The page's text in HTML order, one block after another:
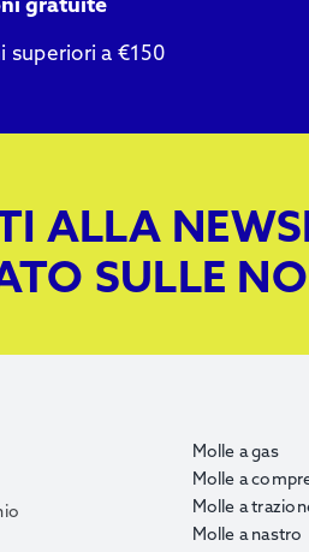
gratuite
superiori a €150
ALLA
SULLE
Molle a gas
Molle a
Molle a
Molle a nastro